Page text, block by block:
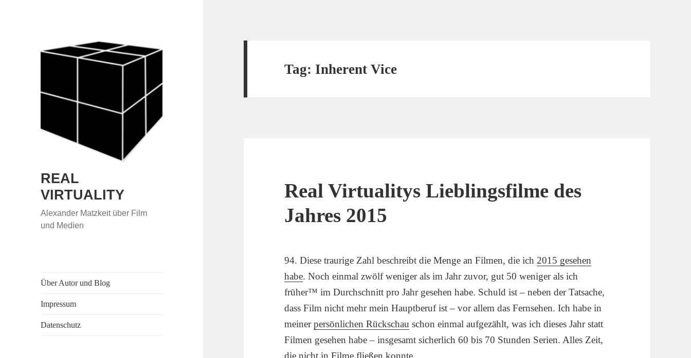
REAL
VIRTUALITY
Alexander Matzkeit über Film
und Medien
Über Autor und Blog
Impressum
Datenschutz
Tag: Inherent Vice
Real Virtualitys Lieblingsfilme des
Jahres 2015
94. Diese traurige Zahl beschreibt die Menge an Filmen, die ich 2015 gesehen
habe. Noch einmal zwölf weniger als im Jahr zuvor, gut 50 weniger als ich
früher™ im Durchschnitt pro Jahr gesehen habe. Schuld ist – neben der Tatsache,
dass Film nicht mehr mein Hauptberuf ist – vor allem das Fernsehen. Ich habe in
meinerpersönlichen Rückschau schon einmal aufgezählt, was ich dieses Jahr statt
Filmen gesehen habe – insgesamt sicherlich 60 bis 70 Stunden Serien. Alles Zeit,
die nicht in Filme fließen konnte.